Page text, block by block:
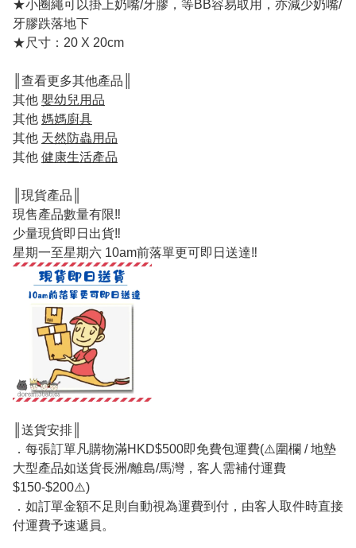
★小圈繩可以掛上奶嘴/牙膠，等BB容易取用，亦減少奶嘴/
牙膠跌落地下
★尺寸：20 X 20cm
║查看更多其他產品║
其他 嬰幼兒用品
其他 媽媽廚具
其他 天然防蟲用品
其他 健康生活產品
║現貨產品║
現售產品數量有限‼️
少量現貨即日出貨‼️
星期一至星期六 10am前落單更可即日送達‼️
║送貨安排║
．每張訂單凡購物滿HKD$500即免費包運費(⚠️圍欄 / 地墊
大型產品如送貨長洲/離島/馬灣，客人需補付運費
$150-$200⚠️)
．如訂單金額不足則自動視為運費到付，由客人取件時直接
付運費予速遞員。